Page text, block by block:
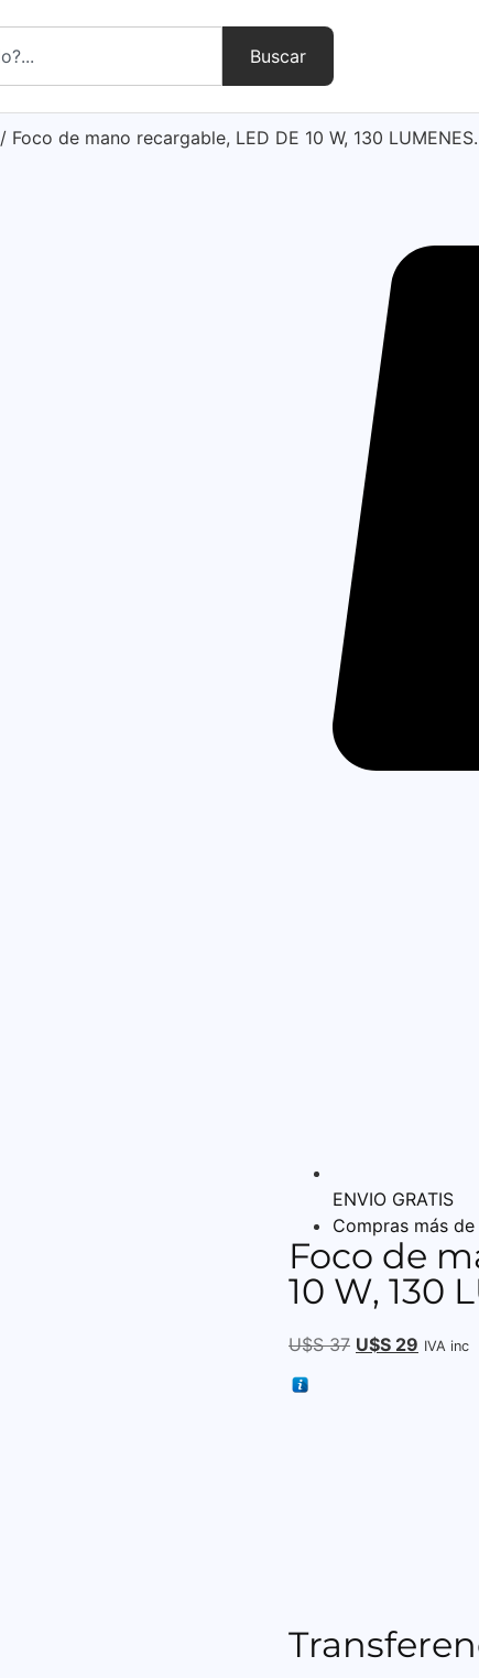
Buscar
/ Foco de mano recargable, LED DE 10 W, 130 LUMENES.
ENVIO GRATIS
Compras más de
Foco de
10 W, 130
U$S37 U$S 29 IVA inc